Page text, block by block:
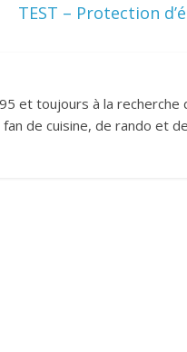
TEST – Protection
et toujours à la recherche
de cuisine, de rando et